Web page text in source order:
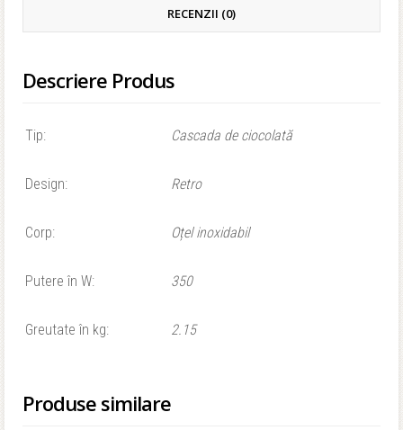
RECENZII (0)
Descriere Produs
Tip: Cascada de ciocolată
Design: Retro
Corp: Oțel inoxidabil
Putere în W: 350
Greutate în kg: 2.15
Produse similare